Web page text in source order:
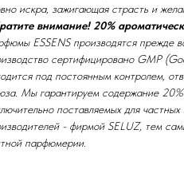
искра, зажигающая страсть и
внимание! 20%
ESSENS производятся прежде
сертифицировано GMP
под постоянным контролем,
Мы гарантируем содержание
поставляемых для
- фирмой SELUZ, тем
парфюмерии.